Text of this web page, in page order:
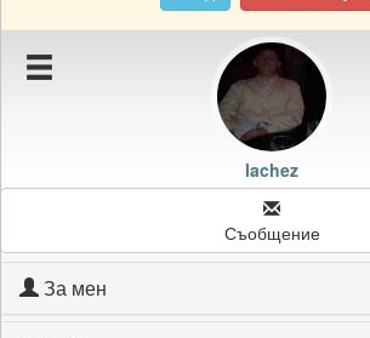
Подаръците на lachez
Картичките на lachez
lachez
Съобщение
За мен